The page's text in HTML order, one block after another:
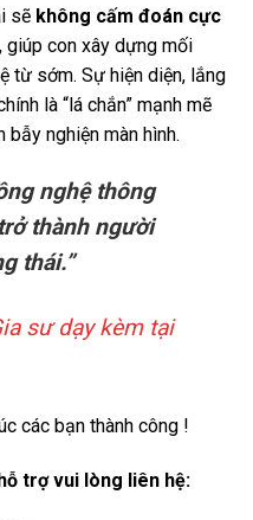
sẽ không cấm đoán cực
, giúp con xây dựng mối
từ sớm. Sự hiện diện, lắng
là “lá chắn” mạnh mẽ
nghiện màn hình.
nghệ thông
thành người
thái.”
sư dạy kèm tại
các bạn thành công !
trợ vui lòng liên hệ: